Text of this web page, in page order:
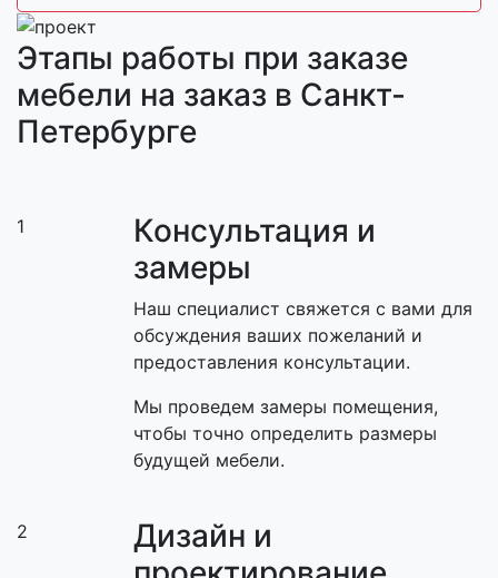
Этапы работы при заказе
мебели на заказ в Санкт-
Петербурге
1
Консультация и
замеры
Наш специалист свяжется с вами для
обсуждения ваших пожеланий и
предоставления консультации.
Мы проведем замеры помещения,
чтобы точно определить размеры
будущей мебели.
2
Дизайн и